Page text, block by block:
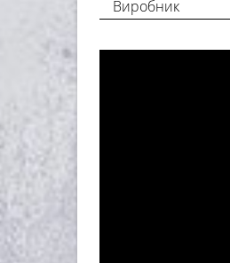
Виробник